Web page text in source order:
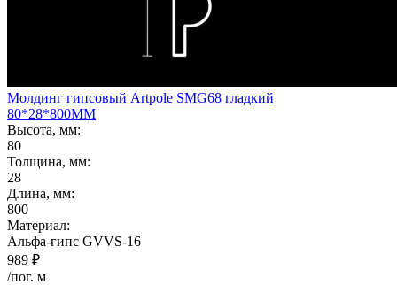
Молдинг гипсовый Artpole SMG68 гладкий
80*28*800ММ
Высота, мм:
80
Толщина, мм:
28
Длина, мм:
800
Материал:
Альфа-гипс GVVS-16
989 ₽
/пог. м